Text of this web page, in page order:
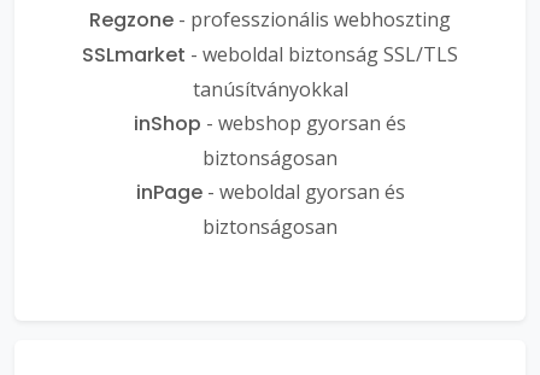
Regzone - professzionális webhoszting
SSLmarket - weboldal biztonság SSL/TLS
tanúsítványokkal
inShop - webshop gyorsan és
biztonságosan
inPage- weboldal gyorsan és
biztonságosan